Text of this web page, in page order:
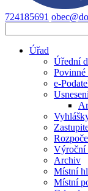
724185691
Úřad
Úřední
Povinné
e-
Výroční
Archiv
Místní
Místní